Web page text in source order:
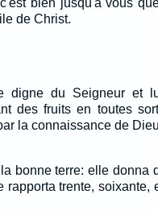
bien jusqu'à vous
de Christ.
digne du Seigneur et
des fruits en toutes
la connaissance de
bonne terre: elle donna
rapporta trente, soixante,